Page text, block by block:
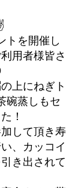
トを開催し
用者様皆さ
上にねぎト
碗蒸しもセ
！
して頂き寿
、カッコイ
き出されて